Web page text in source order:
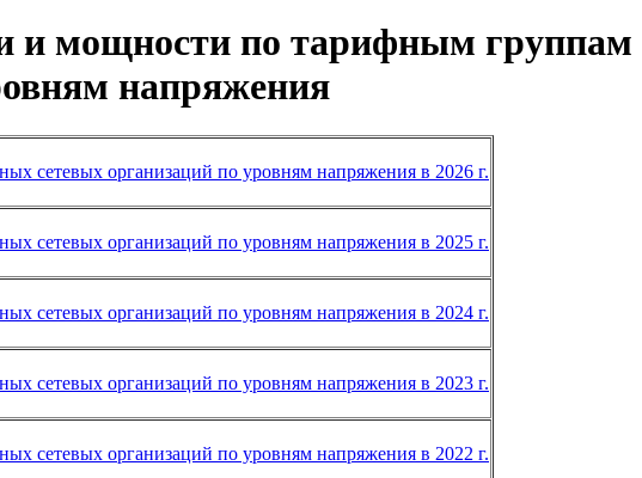
и мощности по тарифным группам
напряжения
сетевых организаций по уровням напряжения в 2026 г.
сетевых организаций по уровням напряжения в 2025 г.
сетевых организаций по уровням напряжения в 2024 г.
сетевых организаций по уровням напряжения в 2023 г.
сетевых организаций по уровням напряжения в 2022 г.